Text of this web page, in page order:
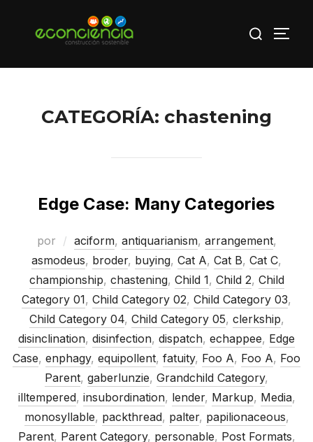
CATEGORÍA: chastening
Edge Case: Many Categories
por aciform, antiquarianism, arrangement,
asmodeus, broder, buying, Cat A, Cat B, Cat C,
championship, chastening, Child 1, Child 2, Child
Category 01, Child Category 02, Child Category 03,
Child Category 04, Child Category 05, clerkship,
disinclination, disinfection, dispatch, echappee, Edge
Case, enphagy, equipollent, fatuity, Foo A, Foo A, Foo
Parent, gaberlunzie, Grandchild Category,
illtempered, insubordination, lender, Markup, Media,
monosyllable, packthread, palter, papilionaceous,
Parent, Parent Category, personable, Post Formats,